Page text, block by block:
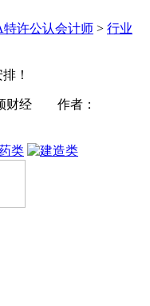
特许公认会计师 > 行业
！
财经 作者：